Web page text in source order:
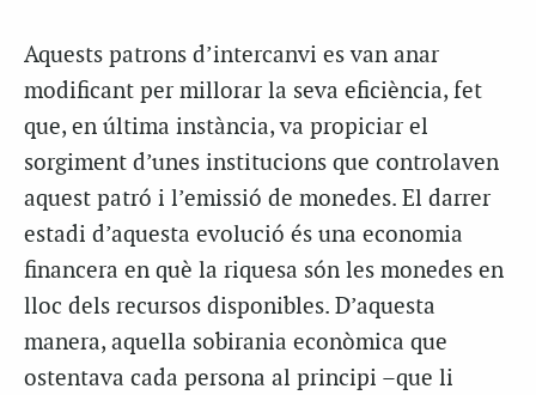
Aquests patrons d’intercanvi es van anar
modificant per millorar la seva eficiència, fet
que, en última instància, va propiciar el
sorgiment d’unes institucions que controlaven
aquest patró i l’emissió de monedes. El darrer
estadi d’aquesta evolució és una economia
financera en què la riquesa són les monedes en
lloc dels recursos disponibles. D’aquesta
manera, aquella sobirania econòmica que
ostentava cada persona al principi –que li